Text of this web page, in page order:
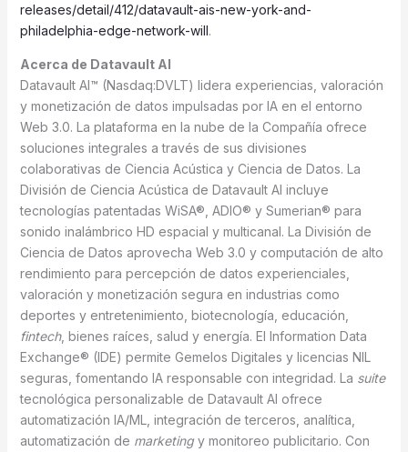
releases/detail/412/datavault-ais-new-york-and-
philadelphia-edge-network-will.
Acerca de Datavault AI
Datavault AI™ (Nasdaq:DVLT) lidera experiencias, valoración
y monetización de datos impulsadas por IA en el entorno
Web 3.0. La plataforma en la nube de la Compañía ofrece
soluciones integrales a través de sus divisiones
colaborativas de Ciencia Acústica y Ciencia de Datos. La
División de Ciencia Acústica de Datavault AI incluye
tecnologías patentadas WiSA®, ADIO® y Sumerian® para
sonido inalámbrico HD espacial y multicanal. La División de
Ciencia de Datos aprovecha Web 3.0 y computación de alto
rendimiento para percepción de datos experienciales,
valoración y monetización segura en industrias como
deportes y entretenimiento, biotecnología, educación,
fintech, bienes raíces, salud y energía. El Information Data
Exchange® (IDE) permite Gemelos Digitales y licencias NIL
seguras, fomentando IA responsable con integridad. La suite
tecnológica personalizable de Datavault AI ofrece
automatización IA/ML, integración de terceros, analítica,
automatización de marketingy monitoreo publicitario. Con